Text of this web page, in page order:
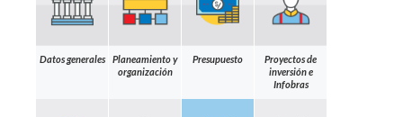
Datos generales
Planeamiento y
organización
Presupuesto
Proyectos de
inversión e
Infobras